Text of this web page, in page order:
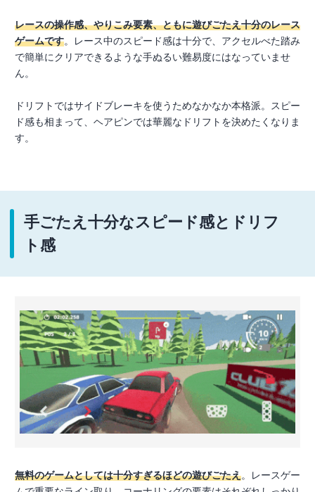
レースの操作感、やりこみ要素、ともに遊びごたえ十分のレース
ゲームです。レース中のスピード感は十分で、アクセルべた踏み
で簡単にクリアできるような手ぬるい難易度にはなっていませ
ん。
ドリフトではサイドブレーキを使うためなかなか本格派。スピー
ド感も相まって、ヘアピンでは華麗なドリフトを決めたくなりま
す。
手ごたえ十分なスピード感とドリフ
ト感
無料のゲームとしては十分すぎるほどの遊びごたえ。レースゲー